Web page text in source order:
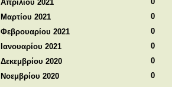
Απριλίου 2021
Μαρτίου 2021
0
Φεβρουαρίου 2021
0
Ιανουαρίου 2021
0
Δεκεμβρίου 2020
0
Νοεμβρίου 2020
0